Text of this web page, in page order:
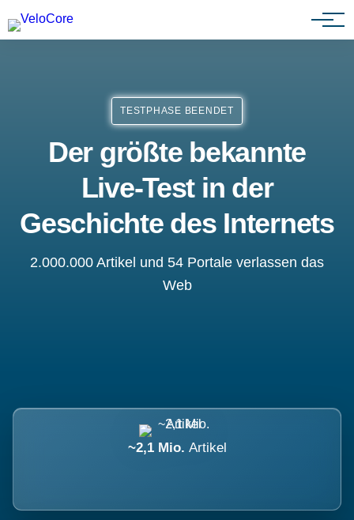
Partnerprogramm
TESTPHASE BEENDET
Der größte bekannte
Live-Test in der
Geschichte des Internets
2.000.000 Artikel und 54 Portale verlassen das
Web
~2,1 Mio. Artikel